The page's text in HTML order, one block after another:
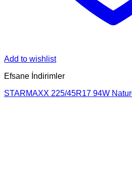
Add to wishlist
Efsane İndirimler
STARMAXX 225/45R17 94W